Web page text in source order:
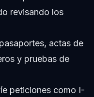
revisando los
actas de
y pruebas de
peticiones como I-